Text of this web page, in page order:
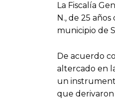
La Fiscalía
N., de 25
municipio de
De acuerdo
altercado en
un
que